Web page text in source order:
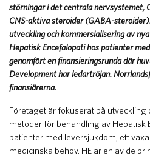
störningar i det centrala nervsystemet,
CNS-aktiva steroider (GABA-
utveckling och kommersialisering av
Hepatisk Encefalopati hos patienter
genomfört en finansieringsrunda där
Development har ledartröjan.
finansiärerna.
Företaget är fokuserat på
metoder för behandling av Hepatisk
patienter med leversjukdom, ett
medicinska behov. HE är en av de